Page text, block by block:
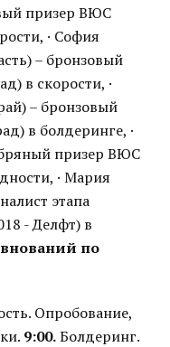
призер ВЮС
· София
– бронзовый
в скорости, ·
– бронзовый
в болдеринге, ·
призер ВЮС
· Мария
этапа
- Делфт) в
по
Опробование,
9:00.Болдеринг.